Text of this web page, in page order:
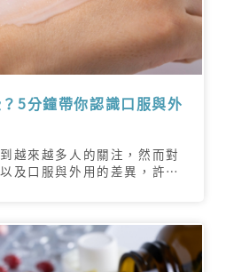
5分鐘帶你認識口服與外
越來越多人的關注，然而對
及口服與外用的差異，許多
用神經醯胺養成水漾肌！